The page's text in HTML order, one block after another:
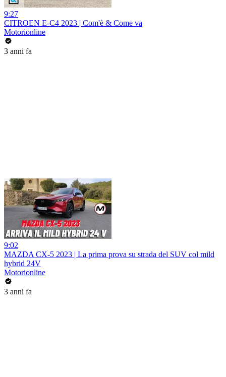
9:27
CITROEN E-C4 2023 | Com'è & Come va
Motorionline
3 anni fa
9:02
MAZDA CX-5 2023 | La prima prova su strada del SUV col mild
hybrid 24V
Motorionline
3 anni fa